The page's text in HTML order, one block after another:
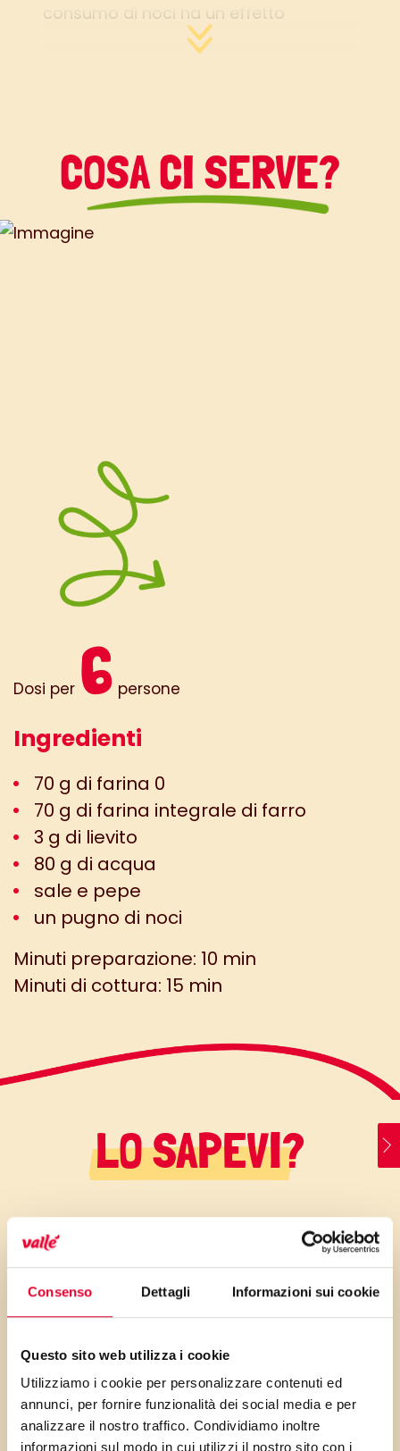
Consenso Dettagli Informazioni sui cookie
Questo sito web utilizza i cookie
Utilizziamo i cookie per personalizzare contenuti ed
annunci, per fornire funzionalità dei social media e per
analizzare il nostro traffico. Condividiamo inoltre
informazioni sul modo in cui utilizzi il nostro sito con i
consumo di noci ha un effetto
protettivo per il cuore e i vasi grazie al
COSA CI SERVE?
Dosi per 6 persone
Ingredienti
70 g di farina 0
70 g di farina integrale di farro
3 g di lievito
80 g di acqua
sale e pepe
un pugno di noci
Minuti preparazione: 10 min
Minuti di cottura: 15 min
LO SAPEVI?
il consumo di noci ha un effetto
protettivo per il cuore e i vasi
grazie al contenuto non solo di
acidi grassi essenziali ma
anche di vitamina E.
Soffici girelle di pane con farina
di farro e noci, ideali per
accompagnare le pietanze